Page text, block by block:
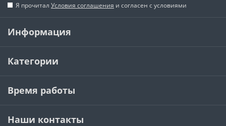
Я прочитал Условия соглашения и согласен с условиями
Информация
Категории
Время работы
Наши контакты